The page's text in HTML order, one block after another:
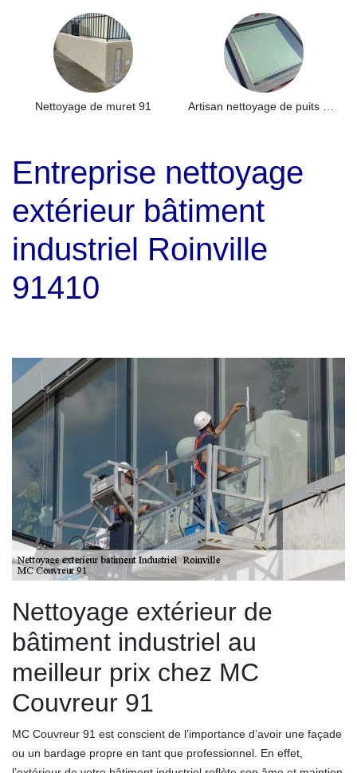
Nettoyage de muret 91
Entreprise nettoyage
extérieur bâtiment
industriel Roinville
91410
Nettoyage extérieur de
bâtiment industriel au
meilleur prix chez MC
Couvreur 91
MC Couvreur 91 est conscient de l’importance d’avoir une façade
ou un bardage propre en tant que professionnel. En effet,